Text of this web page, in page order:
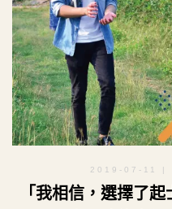
2019-07-11 |
「我相信，選擇了